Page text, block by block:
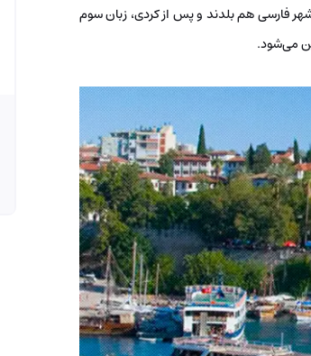
شهر فارسی هم بلدند و پس از کردی، زبان سوم
می‌شود.